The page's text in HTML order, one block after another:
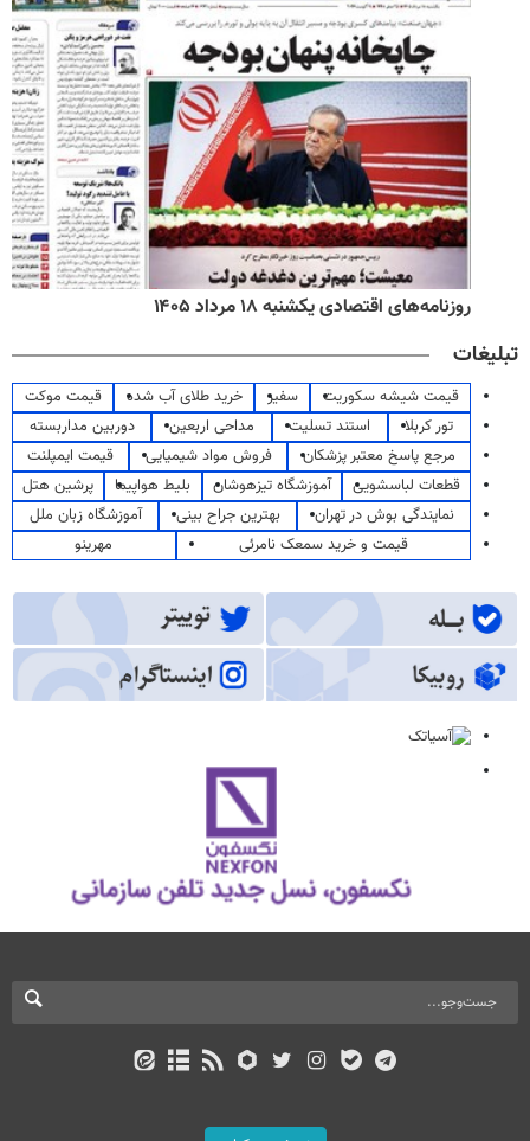
روزنامه‌های اقتصادی یکشنبه ۱۸ مرداد ۱۴۰۵
تبلیغات
قیمت شیشه سکوریت سفیر خرید طلای آب شده
قیمت موکت
تور کربلا
استند تسلیت مداحی اربعین
دوربین مداربسته
مرجع پاسخ معتبر پزشکان
فروش مواد شیمیایی
قیمت ایمپلنت
قطعات لباسشویی
آموزشگاه تیزهوشان بلیط هواپیما
پرشین هتل
نمایندگی بوش در تهران
بهترین جراح بینی
آموزشگاه زبان ملل
قیمت و خرید سمعک نامرئی
مهرینو